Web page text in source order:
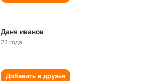
Даня иванов
22 года
Добавить в друзья